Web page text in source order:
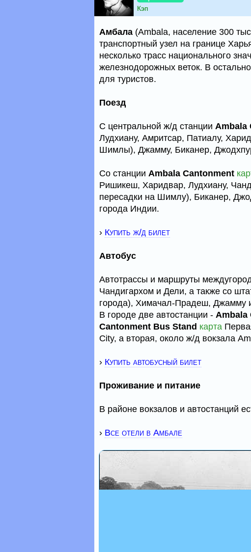
Кэп
Амбала (Ambala, население 300
транспортный узел на границе
несколько трасс национального
железнодорожных веток. В
для туристов.
Поезд
С центральной ж/д станции Ambala
Лудхиану, Амритсар, Патиалу,
Шимлы), Джамму, Биканер,
Со станции Ambala Cantonment
Ришикеш, Харидвар, Лудхиану,
пересадки на Шимлу), Биканер,
города Индии.
› Купить ж/д билет
Автобус
Автотрассы и маршруты
Чандигархом и Дели, а также со
города), Химачал-Прадеш, Джамму
В городе две автостанции - Ambala
Cantonment Bus Stand карта
City, а вторая, около ж/д вокзала
› Купить автобусный билет
Проживание и питание
В районе вокзалов и автостанций
› Все отели в Амбале